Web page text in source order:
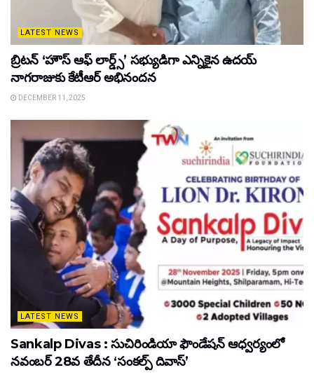
LATEST NEWS
బ్రిటన్ ‘హౌస్ ఆఫ్ లార్డ్స్’ సభ్యుడిగా ఎన్నికైన ఉదయ్
నాగరాజుకు కేటీఆర్ అభినందన
DECEMBER 11, 2025
LATEST NEWS
Sankalp Divas : సుచిరిండియా ఫౌండేషన్ ఆధ్వర్యంలో
నవంబర్ 28వ తేదీన ‘సంకల్ప్ దివాస్’